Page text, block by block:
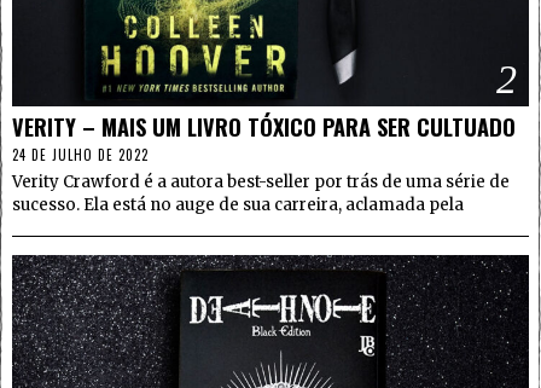
2
VERITY – MAIS UM LIVRO TÓXICO PARA SER CULTUADO
24 DE JULHO DE 2022
Verity Crawford é a autora best-seller por trás de uma série de
sucesso. Ela está no auge de sua carreira, aclamada pela